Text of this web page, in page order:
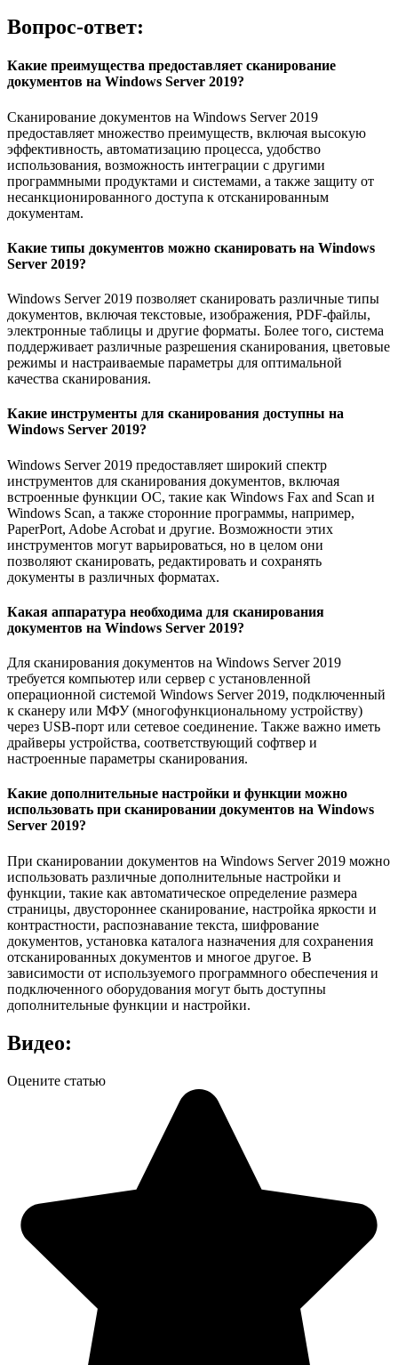
Вопрос-ответ:
Какие преимущества предоставляет сканирование
документов на Windows Server 2019?
Сканирование документов на Windows Server 2019
предоставляет множество преимуществ, включая высокую
эффективность, автоматизацию процесса, удобство
использования, возможность интеграции с другими
программными продуктами и системами, а также защиту от
несанкционированного доступа к отсканированным
документам.
Какие типы документов можно сканировать на Windows
Server 2019?
Windows Server 2019 позволяет сканировать различные типы
документов, включая текстовые, изображения, PDF-файлы,
электронные таблицы и другие форматы. Более того, система
поддерживает различные разрешения сканирования, цветовые
режимы и настраиваемые параметры для оптимальной
качества сканирования.
Какие инструменты для сканирования доступны на
Windows Server 2019?
Windows Server 2019 предоставляет широкий спектр
инструментов для сканирования документов, включая
встроенные функции ОС, такие как Windows Fax and Scan и
Windows Scan, а также сторонние программы, например,
PaperPort, Adobe Acrobat и другие. Возможности этих
инструментов могут варьироваться, но в целом они
позволяют сканировать, редактировать и сохранять
документы в различных форматах.
Какая аппаратура необходима для сканирования
документов на Windows Server 2019?
Для сканирования документов на Windows Server 2019
требуется компьютер или сервер с установленной
операционной системой Windows Server 2019, подключенный
к сканеру или МФУ (многофункциональному устройству)
через USB-порт или сетевое соединение. Также важно иметь
драйверы устройства, соответствующий софтвер и
настроенные параметры сканирования.
Какие дополнительные настройки и функции можно
использовать при сканировании документов на Windows
Server 2019?
При сканировании документов на Windows Server 2019 можно
использовать различные дополнительные настройки и
функции, такие как автоматическое определение размера
страницы, двустороннее сканирование, настройка яркости и
контрастности, распознавание текста, шифрование
документов, установка каталога назначения для сохранения
отсканированных документов и многое другое. В
зависимости от используемого программного обеспечения и
подключенного оборудования могут быть доступны
дополнительные функции и настройки.
Видео:
Оцените статью